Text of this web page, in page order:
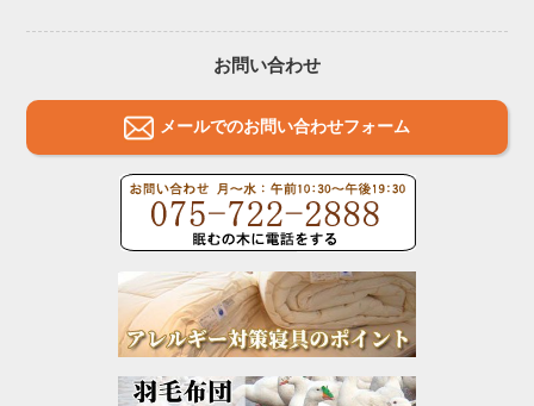
お問い合わせ
メールでのお問い合わせフォーム